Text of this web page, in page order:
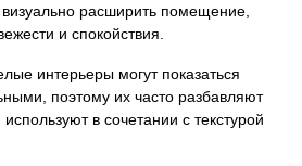
расширить помещение,
и спокойствия.
интерьеры могут показаться
поэтому их часто разбавляют
в сочетании с текстурой